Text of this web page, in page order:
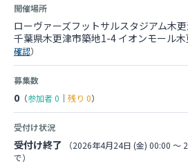
開催場所
ローヴァーズフットサルスタジアム木
千葉県木更津市築地1-4 イオンモール
確認）
募集数
0 （参加者0 ｜ 残り 0）
受付け状況
受付け終了
（2026年4月24日 (金) 00:00 〜
で）